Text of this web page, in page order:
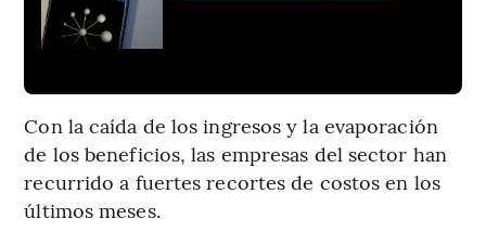
Con la caída de los ingresos y la evaporación
de los beneficios, las empresas del sector han
recurrido a fuertes recortes de costos en los
últimos meses.